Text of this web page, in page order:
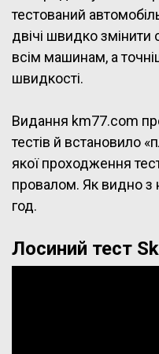
тестований
двічі швидко змінити
всім машинам, а
швидкості.
Видання km77.com
тестів й встановило
якої проходження
провалом. Як видно з
год.
Лосиний тест